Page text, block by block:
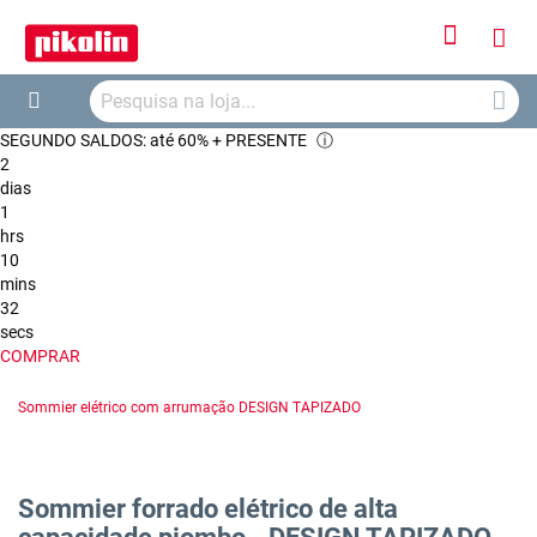
Iniciar
Meu
Search
SEGUNDO SALDOS: até 60% + PRESENTE ⓘ
2
dias
1
hrs
10
mins
31
secs
COMPRAR
Sommier elétrico com arrumação DESIGN TAPIZADO
Sommier forrado elétrico de alta